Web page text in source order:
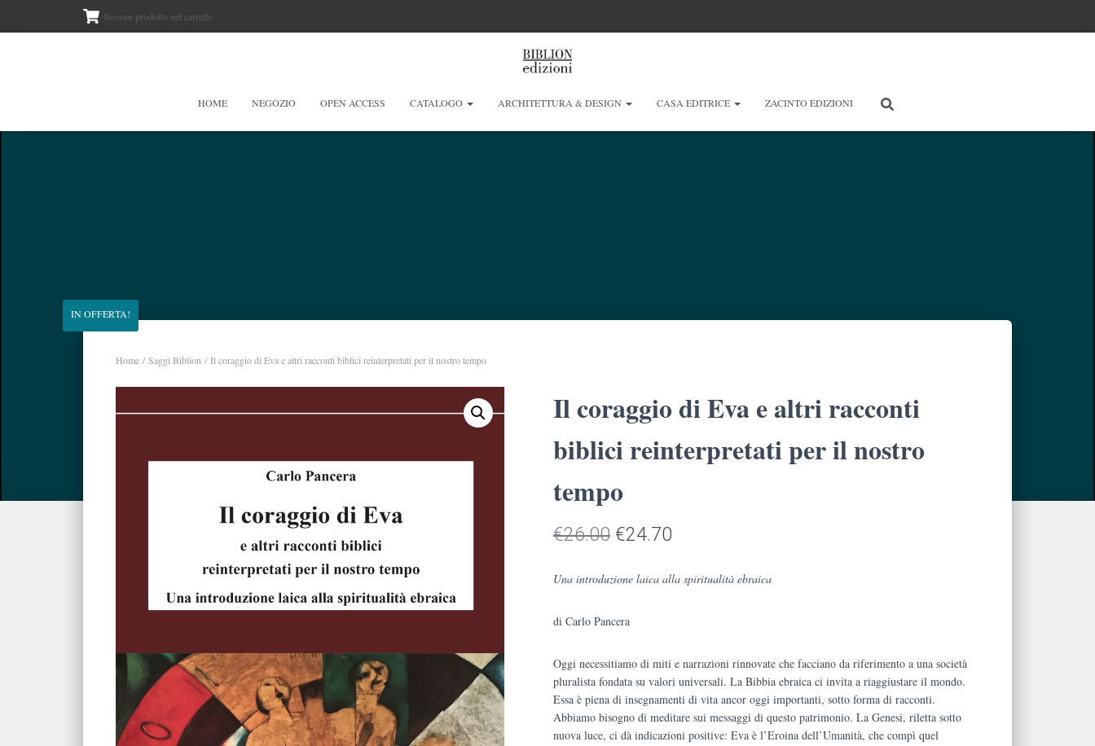
Nessun prodotto nel carrello.
HOME NEGOZIO OPEN ACCESS CATALOGO ARCHITETTURA & DESIGN CASA EDITRICE ZACINTO EDIZIONI
Home /Saggi Biblion / Il coraggio di Eva e altri racconti biblici reinterpretati per il nostro tempo
IN OFFERTA!
Il coraggio di Eva e altri racconti
biblici reinterpretati per il nostro
tempo
€26.00 Il
era:
€26.00.
€24.70
€24.70.
Una introduzione laica alla spiritualità ebraica
di Carlo Pancera
Oggi necessitiamo di miti e narrazioni rinnovate che facciano da riferimento a una società
pluralista fondata su valori universali. La Bibbia ebraica ci invita a riaggiustare il mondo.
Essa è piena di insegnamenti di vita ancor oggi importanti, sotto forma di racconti.
Abbiamo bisogno di meditare sui messaggi di questo patrimonio. La Genesi, riletta sotto
nuova luce, ci dà indicazioni positive: Eva è l’Eroina dell’Umanità, che compì quel